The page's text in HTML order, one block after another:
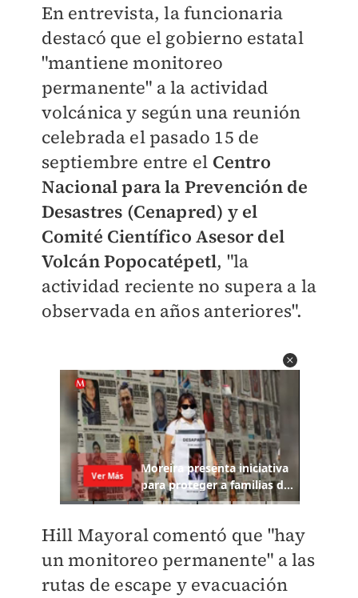
En entrevista, la funcionaria
destacó que el gobierno estatal
"mantiene monitoreo
permanente" a la actividad
volcánica y según una reunión
celebrada el pasado 15 de
septiembre entre el Centro
Nacional para la Prevención de
Desastres (Cenapred) y el
Comité Científico Asesor del
Volcán Popocatépetl, "la
actividad reciente no supera a la
observada en años anteriores".
Hill Mayoral comentó que "hay
un monitoreo permanente" a las
rutas de escape y evacuación